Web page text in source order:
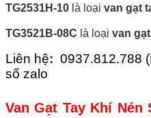
TG2531H-10 là loại van gạt
TG3521B-08C là loại van
Liên hệ: 0937.812.788
số zalo
Van Gạt Tay Khí Nén